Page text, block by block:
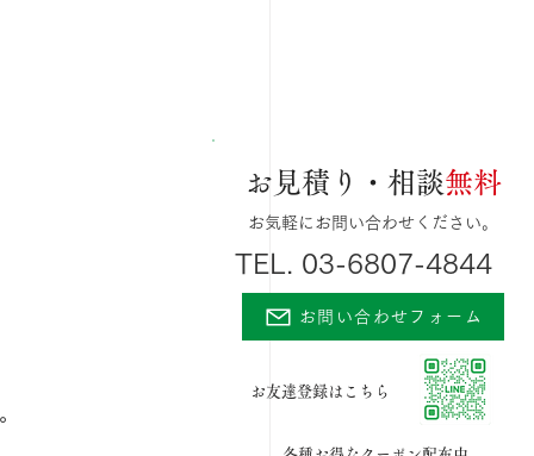
お見積り・相談無料
お気軽にお問い合わせください。
TEL. 03-6807-4844
お問い合わせフォーム
お友達登録はこちら